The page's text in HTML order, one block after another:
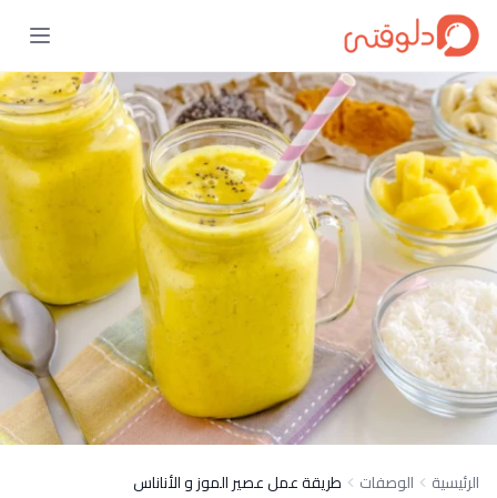
الرئيسية الوصفات طريقة عمل عصير الموز و الأناناس